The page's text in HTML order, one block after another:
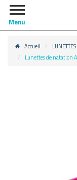
Menu
Accueil LUNETTES
Lunettes de natation